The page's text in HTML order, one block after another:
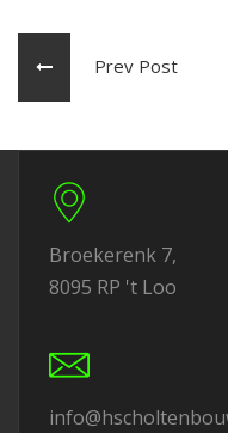
Prev Post
Broekerenk 7,
8095 RP 't Loo